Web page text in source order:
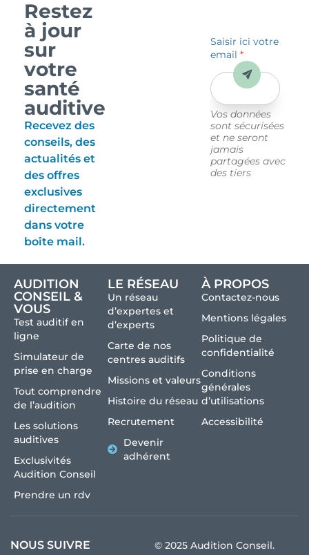
Restez
à jour
sur
votre
santé
auditive
Recevez des
conseils, des
actualités et
des offres
exclusives
directement
dans votre
boîte mail.
Saisir ici votre
email*
Vos données
sont sécurisées
et ne seront
jamais
partagées avec
des tiers
Envoyer
AUDITION
CONSEIL &
VOUS
Test auditif en
ligne
Simulateur de
prise en charge
Tout comprendre
de l’audition
Les solutions
auditives
Exclusivités
Audition Conseil
Prendre un rdv
LE RÉSEAU
Un réseau
d’expertes et
d’experts
Carte de nos
centres auditifs
Missions et valeurs
Histoire du réseau
Recrutement
Devenir
adhérent
À PROPOS
Contactez-nous
Mentions légales
Politique de
confidentialité
Conditions
générales
d’utilisations
Accessibilité
NOUS SUIVRE © 2025 Audition Conseil.